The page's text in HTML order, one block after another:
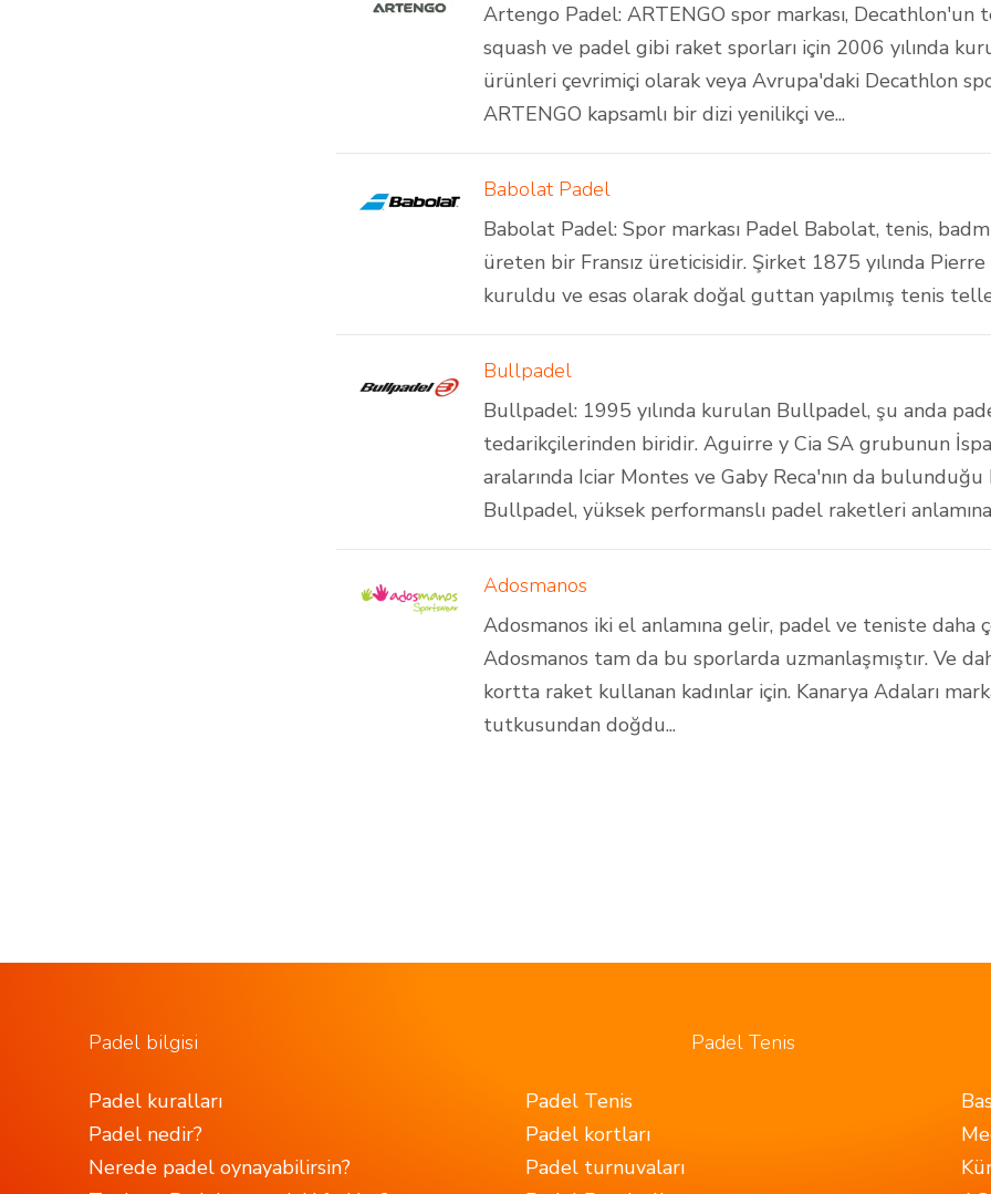
Artengo Padel: ARTENGO spor markası, Decathlon'un
squash ve padel gibi raket sporları için 2006 yılında
ürünleri çevrimiçi olarak veya Avrupa'daki Decathlon
ARTENGO kapsamlı bir dizi yenilikçi ve...
Babolat Padel
Babolat Padel: Spor markası Padel Babolat, tenis,
üreten bir Fransız üreticisidir. Şirket 1875 yılında
kuruldu ve esas olarak doğal guttan yapılmış tenis
Bullpadel
Bullpadel: 1995 yılında kurulan Bullpadel, şu anda
tedarikçilerinden biridir. Aguirre y Cia SA grubunun
aralarında Iciar Montes ve Gaby Reca'nın da
Bullpadel, yüksek performanslı padel raketleri
Adosmanos
Adosmanos iki el anlamına gelir, padel ve teniste daha
Adosmanos tam da bu sporlarda uzmanlaşmıştır. Ve
kortta raket kullanan kadınlar için. Kanarya Adaları
tutkusundan doğdu...
Padel bilgisi
Padel kuralları
Padel nedir?
Nerede padel oynayabilirsin?
Padel Tenis
Padel Tenis
Padel kortları
Padel turnuvaları